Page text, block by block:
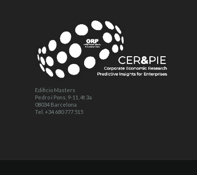
Edificio Masters
Pedro i Pons, 9-11, 4t 3a
08034 Barcelona
Tel. +34 680 777 515